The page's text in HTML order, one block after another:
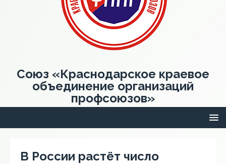
Союз «Краснодарское краевое
объединение организаций
профсоюзов»
В России растёт число